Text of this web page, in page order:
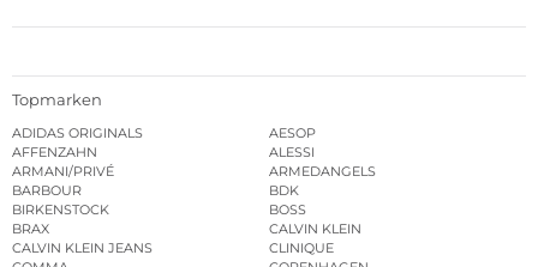
Topmarken
ADIDAS ORIGINALS
AESOP
AFFENZAHN
ALESSI
ARMANI/PRIVÉ
ARMEDANGELS
BARBOUR
BDK
BIRKENSTOCK
BOSS
BRAX
CALVIN KLEIN
CALVIN KLEIN JEANS
CLINIQUE